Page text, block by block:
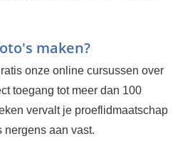
maken?
onze online cursussen over
toegang tot meer dan 100
vervalt je proeflidmaatschap
nergens aan vast.